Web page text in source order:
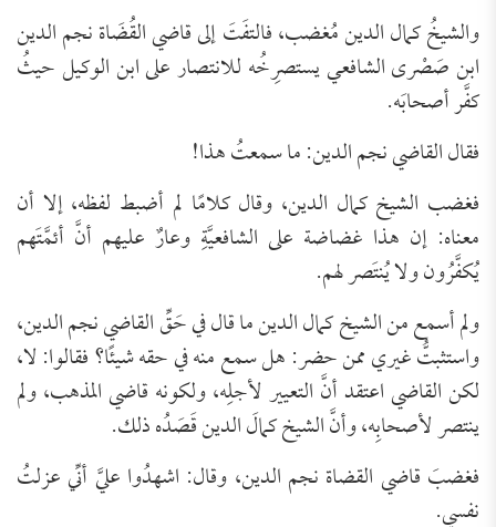
والشيخُ كمال الدين مُغضب، فالتفَتَ إلى قاضي القُضَاة نجم الدين
ابن صَصْرى الشافعي يستصرِخُه للانتصار على ابن الوكيل حيثُ
كفَّر أصحابَه.
فقال القاضي نجم الدين: ما سمعتُ هذا!
فغضب الشيخ كمال الدين، وقال كلامًا لم أضبط لفظه، إلا أن
معناه: إن هذا غضاضة على الشافعيَّةِ وعارٌ عليهم أنَّ أئمَّتَهم
يُكفَّرُون ولا يُنتَصر لهم.
ولم أسمع من الشيخ كمال الدين ما قال في حَقِّ القاضي نجم الدين،
واستثبتُّ غيري ممن حضر: هل سمع منه في حقه شيئًا؟ فقالوا: لا،
لكن القاضي اعتقد أنَّ التعيير لأجلِه، ولكونه قاضي المذهب، ولم
ينتصر لأصحابِه، وأنَّ الشيخ كمالَ الدين قَصَدُه ذلك.
فغضبَ قاضي القضاة نجم الدين، وقال: اشهدُوا عليَّ أنِّي عزلتُ
نفسي.